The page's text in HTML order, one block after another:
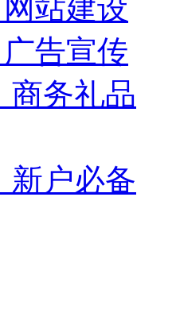
站建设
告宣传
商务礼品
新户必备